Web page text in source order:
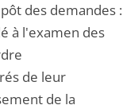
des demandes :
à l'examen des
de leur
de la